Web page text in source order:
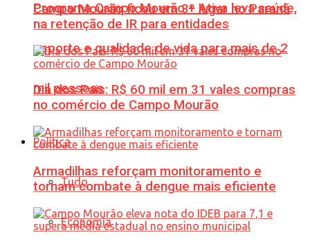
Programa Campo Mourão + Ativa leva saúde,
esporte e qualidade de vida para mais de 2
mil pessoas
Política
Tudo
Economia
Campo Mourão ficou em 3º lugar no Paraná
na retenção de IR para entidades
Dia dos Pais: R$ 60 mil em 31 vales compras
no comércio de Campo Mourão
Armadilhas reforçam monitoramento e
tornam combate à dengue mais eficiente